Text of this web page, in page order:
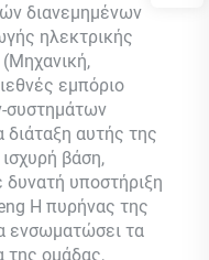
διανεμημένων
ηλεκτρικής
(Μηχανική,
εμπόριο
συστημάτων
διάταξη αυτής της
βάση,
δυνατή υποστήριξη
Η πυρήνας της
ενσωματώσει τα
της ομάδας,